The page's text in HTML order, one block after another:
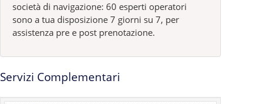
società di navigazione: 60 esperti operatori
sono a tua disposizione 7 giorni su 7, per
assistenza pre e post prenotazione.
Servizi Complementari